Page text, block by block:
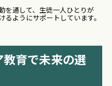
を通して、生徒一人ひとりが
るようにサポートしています。
育で未来の選